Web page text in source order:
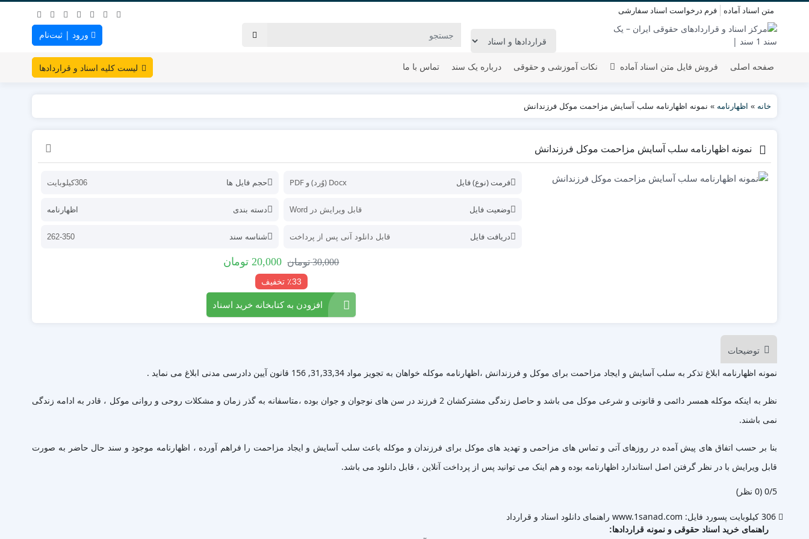
متن اسناد آماده فرم درخواست اسناد سفارشی
ورود | ثبت‌نام
صفحه اصلی فروش فایل متن اسناد آماده نکات آموزشی و حقوقی درباره یک سند تماس با ما لیست کلیه اسناد و قراردادها
خانه » اظهارنامه » نمونه اظهارنامه سلب آسایش مزاحمت موکل فرزندانش
نمونه اظهارنامه سلب آسایش مزاحمت موکل فرزندانش
فرمت (نوع) فایل Docx (وُرد) و PDF حجم فایل ها 306کیلوبایت
وضعیت فایل قابل ویرایش در Word دسته بندی اظهارنامه
دریافت فایل قابل دانلود آنی پس از پرداخت شناسه سند 262-350
30,000 تومان 20,000 تومان
٪33 تخفیف
افزودن به کتابخانه خرید اسناد
توضیحات
نمونه اظهارنامه ابلاغ تذکر به سلب آسایش و ایجاد مزاحمت برای موکل و فرزندانش ،اظهارنامه موکله خواهان به تجویز مواد 31,33,34, 156 قانون آیین دادرسی مدنی ابلاغ می نماید .
نظر به اینکه موکله همسر دائمی و قانونی و شرعی موکل می باشد و حاصل زندگی مشترکشان 2 فرزند در سن های نوجوان و جوان بوده ،متاسفانه به گذر زمان و مشکلات روحی و روانی موکل ، قادر به ادامه زندگی
نمی باشند.
بنا بر حسب اتفاق های پیش آمده در روزهای آتی و تماس های مزاحمی و تهدید های موکل برای فرزندان و موکله باعث سلب آسایش و ایجاد مزاحمت را فراهم آورده ، اظهارنامه موجود و سند حال حاضر به صورت
قابل ویرایش با در نظر گرفتن اصل استاندارد اظهارنامه بوده و هم اینک می توانید پس از پرداخت آنلاین ، قابل دانلود می باشد.
‫0/5 ‫(0 نظر)
306 کیلوبایت پسورد فایل: www.1sanad.com راهنمای دانلود اسناد و قرارداد
راهنمای خرید اسناد حقوقی و نمونه قراردادها: